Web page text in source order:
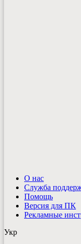
О нас
Служба
Помощь
Версия для ПК
Рекламные
Укр